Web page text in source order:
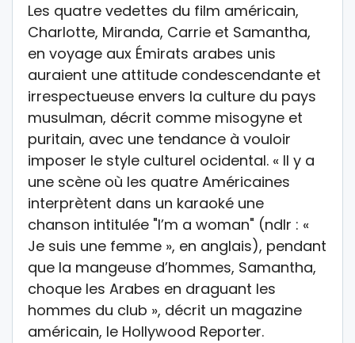
Les quatre vedettes du film américain,
Charlotte, Miranda, Carrie et Samantha,
en voyage aux Émirats arabes unis
auraient une attitude condescendante et
irrespectueuse envers la culture du pays
musulman, décrit comme misogyne et
puritain, avec une tendance à vouloir
imposer le style culturel ocidental. « Il y a
une scène où les quatre Américaines
interprètent dans un karaoké une
chanson intitulée "I’m a woman" (ndlr : «
Je suis une femme », en anglais), pendant
que la mangeuse d’hommes, Samantha,
choque les Arabes en draguant les
hommes du club », décrit un magazine
américain, le Hollywood Reporter.